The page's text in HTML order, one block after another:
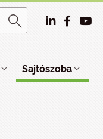
Sajtószoba